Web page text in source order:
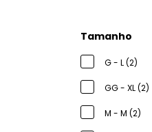
Tamanho
G - L (2)
GG - XL (2)
M - M (2)